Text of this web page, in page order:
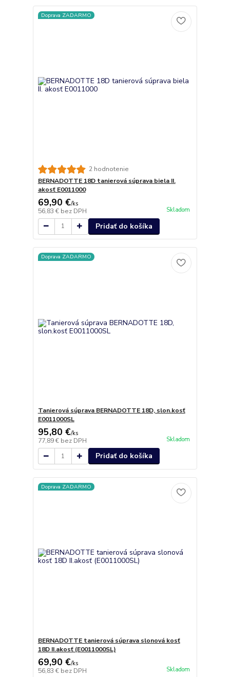
Doprava ZADARMO
2 hodnotenie
BERNADOTTE 18D tanierová súprava biela II.
akosť E0011000
69,90 €/ks
56,83 € bez DPH Skladom
Pridať do košíka
Doprava ZADARMO
Tanierová súprava BERNADOTTE 18D, slon.kosť
E0011000SL
95,80 €/ks
77,89 € bez DPH Skladom
Pridať do košíka
Doprava ZADARMO
BERNADOTTE tanierová súprava slonová kosť
18D II.akosť (E0011000SL)
69,90 €/ks
56,83 € bez DPH Skladom